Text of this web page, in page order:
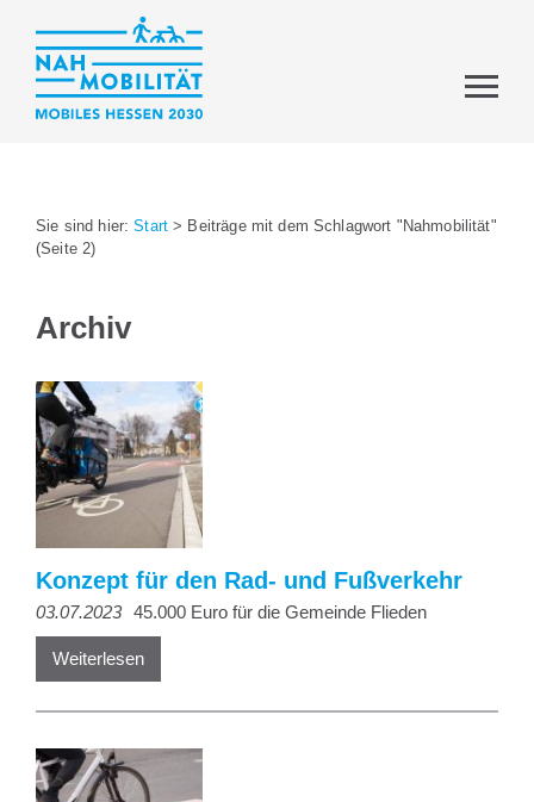
Sie sind hier:Start > Beiträge mit dem Schlagwort "Nahmobilität"
(Seite 2)
Archiv
Konzept für den Rad- und Fußverkehr
03.07.2023 45.000 Euro für die Gemeinde Flieden
Weiterlesen